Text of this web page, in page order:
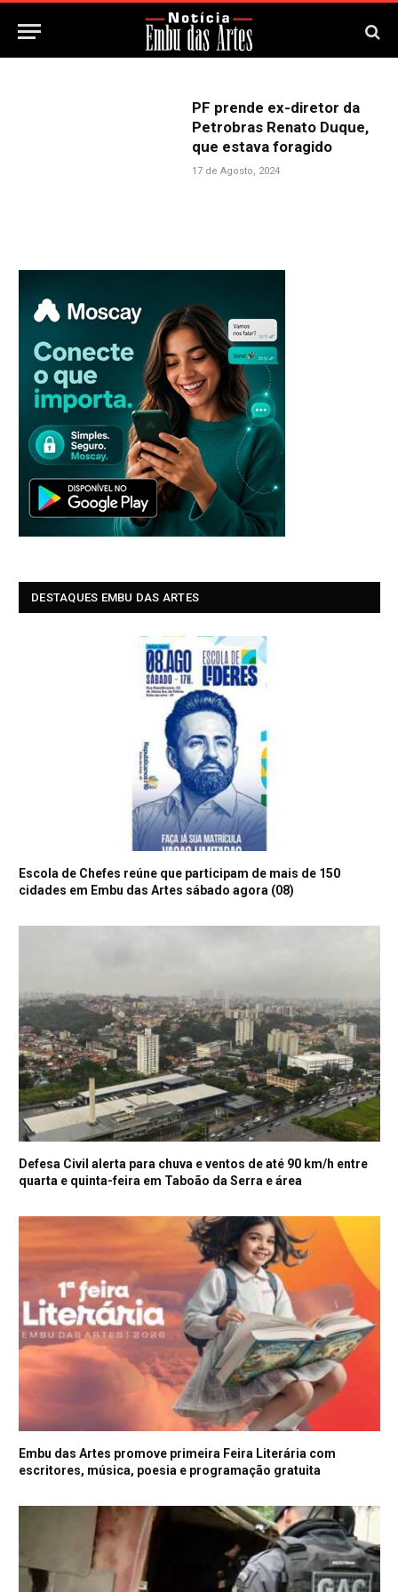
PF prende ex-diretor da
Petrobras Renato Duque,
que estava foragido
17 de Agosto, 2024
DESTAQUES EMBU DAS ARTES
Escola de Chefes reúne que participam de mais de 150
cidades em Embu das Artes sábado agora (08)
Defesa Civil alerta para chuva e ventos de até 90 km/h entre
quarta e quinta-feira em Taboão da Serra e área
Embu das Artes promove primeira Feira Literária com
escritores, música, poesia e programação gratuita